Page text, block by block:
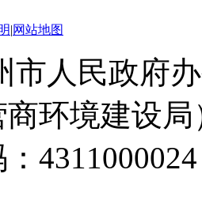
|网站地图
市人民政府
商环境建设局